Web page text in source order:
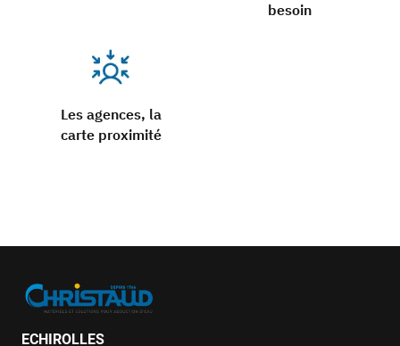
besoin
Les agences, la
carte proximité
ECHIROLLES